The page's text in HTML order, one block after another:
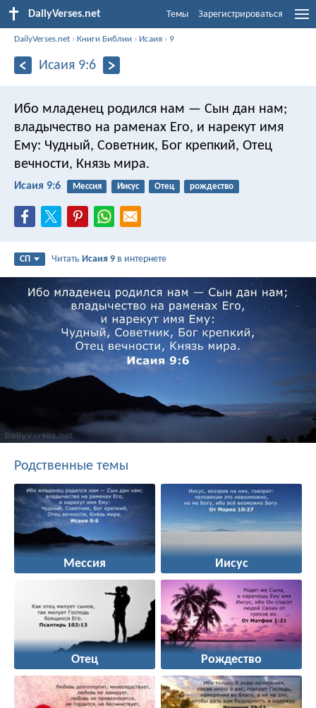
DailyVerses.net Темы Зарегистрироваться
DailyVerses.net ›Книги Библии › Исаия › 9
Исаия 9:6
Ибо младенец родился нам — Сын дан нам;
владычество на раменах Его, и нарекут имя
Ему: Чудный, Советник, Бог крепкий, Отец
вечности, Князь мира.
Исаия 9:6 Мессия Иисус Отец рождество
СП ЧитатьИсаия 9 в интернете
Родственные темы
Мессия Иисус
Отец Рождество